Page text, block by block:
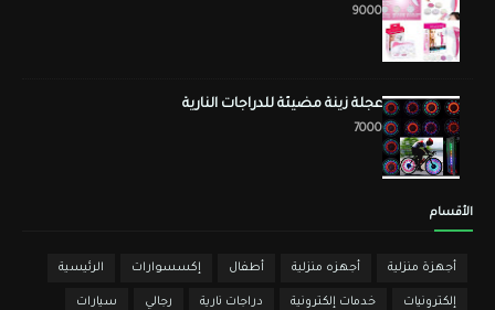
9000
عجلة زينة مضيئة للدراجات النارية
7000
الأقسام
أجهزة منزلية أجهزه منزلية أطفال إكسسوارات الرئيسية
إلكترونيات خدمات إلكترونية دراجات نارية رجالي سيارات